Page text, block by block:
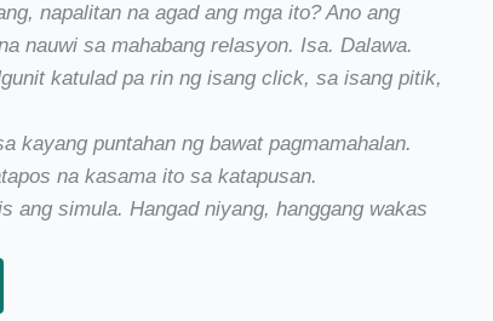
napalitan na agad ang mga ito? Ano ang
nauwi sa mahabang relasyon. Isa. Dalawa.
katulad pa rin ng isang click, sa isang pitik,
kayang puntahan ng bawat pagmamahalan.
na kasama ito sa katapusan.
ang simula. Hangad niyang, hanggang wakas